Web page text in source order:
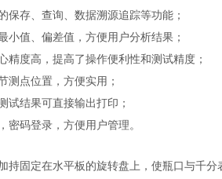
保存、查询、数据溯源追踪等功能；
小值、偏差值，方便用户分析结果；
精度高，提高了操作便利性和测试精度；
测点位置，方便实用；
试结果可直接输出打印；
密码登录，方便用户管理。
持固定在水平板的旋转盘上，使瓶口与千